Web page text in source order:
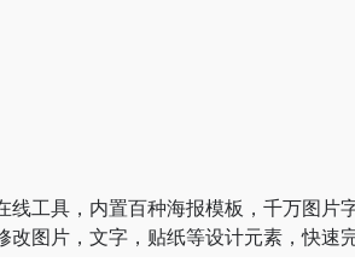
线工具，内置百种海报模板，千万图片
图片，文字，贴纸等设计元素，快速